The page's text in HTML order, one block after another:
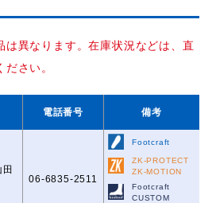
は異なります。在庫状況などは、直
さい。
電話番号 備考
06-6835-2511
Footcraft
ZK-PROTECT
ZK-MOTION
Footcraft
CUSTOM